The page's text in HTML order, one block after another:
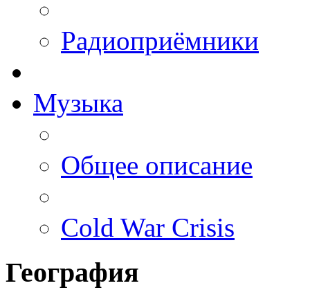
Радиоприёмники
Музыка
Общее описание
Cold War Crisis
География